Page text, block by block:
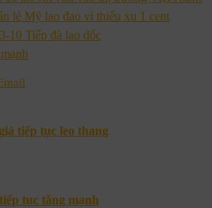
lẻ Mỹ lao đao vì thiếu xu 1 cent
10 Tiếp đà lao dốc
tiếp tục leo thang
tục tăng mạnh